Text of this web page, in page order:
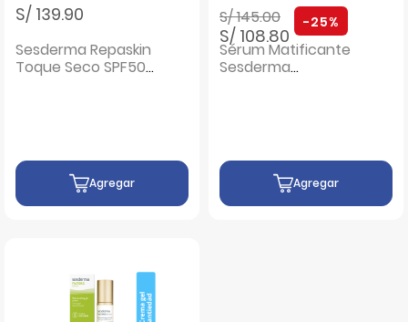
S/ 139.90
Sesderma Repaskin
Toque Seco SPF50
Agregar
Precio rebajado de
S/ 145.00a
S/ 108.80
-25%
Sérum Matificante
Sesderma
Agregar